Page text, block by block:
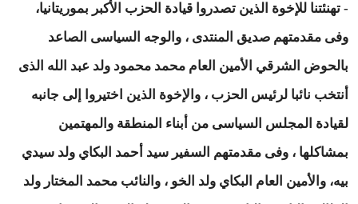
- تهنئتنا للإخوة الذين تصدروا قيادة الحزب الأكبر بموريتانيا،
وفى مقدمتهم صديق المنتدى ، والوجه السياسى الصاعد
بالحوض الشرقي الأمين العام محمد محمود ولد عبد الله الذى
أنتخب نائبا لرئيس الحزب ، والإخوة الذين اختيروا إلى جانبه
لقيادة المجلس السياسى من أبناء المنطقة والمهتمين
بمشاكلها ، وفى مقدمتهم السفير سيد أحمد البكاي ولد سيدي
بيه، والأمين العام البكاي ولد الخو ، والنائب محمد المختار ولد